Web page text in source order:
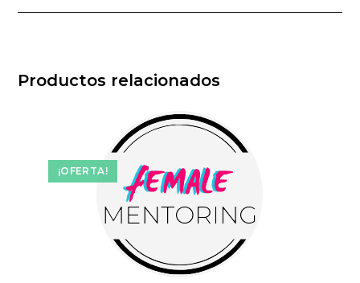
Productos relacionados
¡OFERTA!